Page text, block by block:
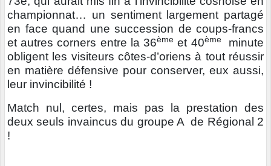
championnat… un sentiment largement partagé
en face quand une succession de coups-francs
et autres corners entre la 36ème et 40èmeminute
obligent les visiteurs côtes-d’oriens à tout réussir
en matière défensive pour conserver, eux aussi,
leur invincibilité !
Match nul, certes, mais pas la prestation des
deux seuls invaincus du groupe A de Régional 2
!